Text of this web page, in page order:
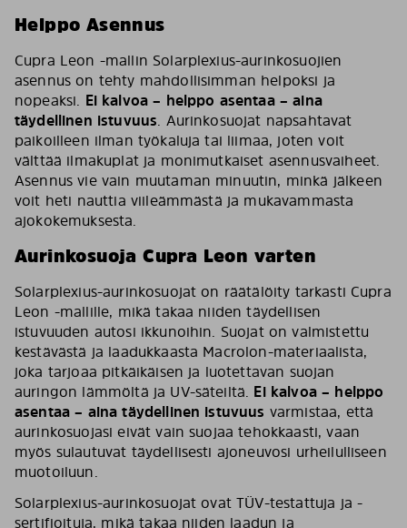
Helppo Asennus
Cupra Leon -mallin Solarplexius-aurinkosuojien
asennus on tehty mahdollisimman helpoksi ja
nopeaksi. Ei kalvoa – helppo asentaa – aina
täydellinen istuvuus. Aurinkosuojat napsahtavat
paikoilleen ilman työkaluja tai liimaa, joten voit
välttää ilmakuplat ja monimutkaiset asennusvaiheet.
Asennus vie vain muutaman minuutin, minkä jälkeen
voit heti nauttia viileämmästä ja mukavammasta
ajokokemuksesta.
Aurinkosuoja Cupra Leon varten
Solarplexius-aurinkosuojat on räätälöity tarkasti Cupra
Leon -mallille, mikä takaa niiden täydellisen
istuvuuden autosi ikkunoihin. Suojat on valmistettu
kestävästä ja laadukkaasta Macrolon-materiaalista,
joka tarjoaa pitkäikäisen ja luotettavan suojan
auringon lämmöltä ja UV-säteiltä. Ei kalvoa – helppo
asentaa – aina täydellinen istuvuus varmistaa, että
aurinkosuojasi eivät vain suojaa tehokkaasti, vaan
myös sulautuvat täydellisesti ajoneuvosi urheilulliseen
muotoiluun.
Solarplexius-aurinkosuojat ovat TÜV-testattuja ja -
sertifioituja, mikä takaa niiden laadun ja